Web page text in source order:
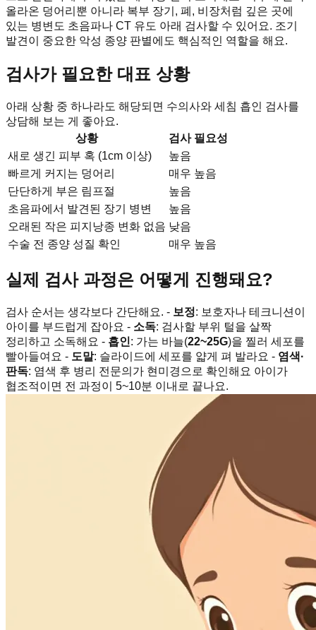
올라온 덩어리뿐 아니라 복부 장기, 폐, 비장처럼 깊은 곳에
있는 병변도 초음파나 CT 유도 아래 검사할 수 있어요. 조기
발견이 중요한 악성 종양 판별에도 핵심적인 역할을 해요.
검사가 필요한 대표 상황
아래 상황 중 하나라도 해당되면 수의사와 세침 흡인 검사를
상담해 보는 게 좋아요.
상황
검사 필요성
새로 생긴 피부 혹 (1cm 이상)
높음
빠르게 커지는 덩어리
매우 높음
단단하게 부은 림프절
높음
초음파에서 발견된 장기 병변
높음
오래된 작은 피지낭종 변화 없음 낮음
수술 전 종양 성질 확인
매우 높음
실제 검사 과정은 어떻게 진행돼요?
검사 순서는 생각보다 간단해요. - 보정: 보호자나 테크니션이
아이를 부드럽게 잡아요 - 소독: 검사할 부위 털을 살짝
정리하고 소독해요 - 흡인: 가는 바늘(22~25G)을 찔러 세포를
빨아들여요 - 도말: 슬라이드에 세포를 얇게 펴 발라요 - 염색·
판독: 염색 후 병리 전문의가 현미경으로 확인해요 아이가
협조적이면 전 과정이 5~10분 이내로 끝나요.